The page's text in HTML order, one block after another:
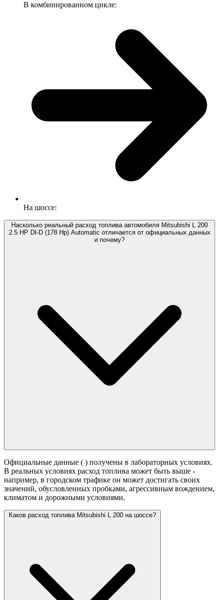
В комбинированном цикле:
На шоссе:
Насколько реальный расход топлива автомобиля Mitsubishi L 200
2.5 HP DI-D (178 Hp) Automatic отличается от официальных данных
и почему?
Официальные данные ( ) получены в лабораторных условиях.
В реальных условиях расход топлива может быть выше -
например, в городском трафике он может достигать своих
значений, обусловленных пробками, агрессивным вождением,
климатом и дорожными условиями.
Каков расход топлива Mitsubishi L 200 на шоссе?